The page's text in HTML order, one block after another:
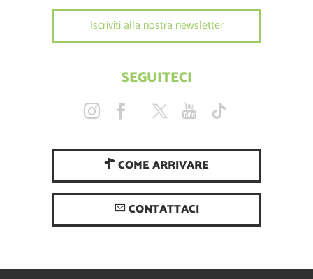
Iscriviti alla nostra newsletter
SEGUITECI
COME ARRIVARE
CONTATTACI